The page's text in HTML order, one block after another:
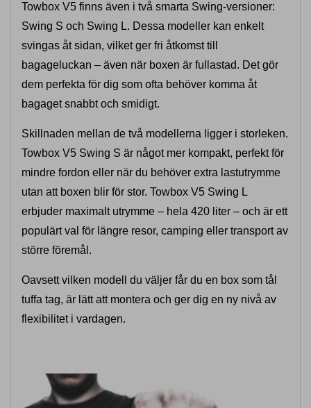
Towbox V5 finns även i två smarta Swing-versioner:
Swing S och Swing L. Dessa modeller kan enkelt
svingas åt sidan, vilket ger fri åtkomst till
bagageluckan – även när boxen är fullastad. Det gör
dem perfekta för dig som ofta behöver komma åt
bagaget snabbt och smidigt.
Skillnaden mellan de två modellerna ligger i storleken.
Towbox V5 Swing S är något mer kompakt, perfekt för
mindre fordon eller när du behöver extra lastutrymme
utan att boxen blir för stor. Towbox V5 Swing L
erbjuder maximalt utrymme – hela 420 liter – och är ett
populärt val för längre resor, camping eller transport av
större föremål.
Oavsett vilken modell du väljer får du en box som tål
tuffa tag, är lätt att montera och ger dig en ny nivå av
flexibilitet i vardagen.